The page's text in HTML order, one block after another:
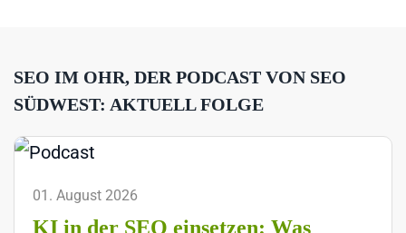
SEO IM OHR, DER PODCAST VON SEO
SÜDWEST: AKTUELL FOLGE
01. August 2026
KI in der SEO einsetzen: Was